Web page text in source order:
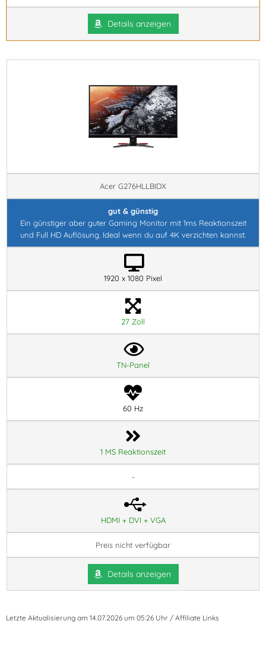
Details anzeigen
Acer G276HLLBIDX
gut & günstig
Ein günstiger aber guter Gaming Monitor mit 1ms Reaktionszeit
und Full HD Auflösung. Ideal wenn du auf 4K verzichten kannst.
1920 x 1080 Pixel
27 Zoll
TN-Panel
60 Hz
1 MS Reaktionszeit
-
HDMI + DVI + VGA
Preis nicht verfügbar
Details anzeigen
Letzte Aktualisierung am 14.07.2026 um 05:26 Uhr / Affiliate Links